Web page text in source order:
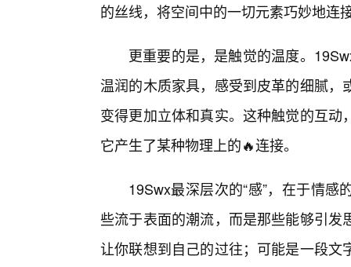
的丝线，将空间中的一切元素巧妙地连
更重要的是，是触觉的温度。
温润的木质家具，感受到皮革的细腻
变得更加立体和真实。这种触觉的互
它产生了某种物理上的🔥连接。
19Swx最深层次的“感”，在于情
些流于表面的潮流，而是那些能够引
让你联想到自己的过往；可能是一段